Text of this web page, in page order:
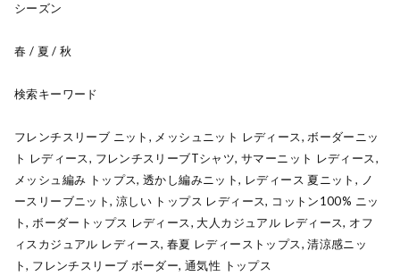
シーズン
春 / 夏 / 秋
検索キーワード
フレンチスリーブ ニット, メッシュニット レディース, ボーダーニッ
ト レディース, フレンチスリーブTシャツ, サマーニット レディース,
メッシュ編み トップス, 透かし編みニット, レディース 夏ニット, ノ
ースリーブニット, 涼しい トップス レディース, コットン100% ニッ
ト, ボーダートップス レディース, 大人カジュアル レディース, オフ
ィスカジュアル レディース, 春夏 レディーストップス, 清涼感ニッ
ト, フレンチスリーブ ボーダー, 通気性 トップス